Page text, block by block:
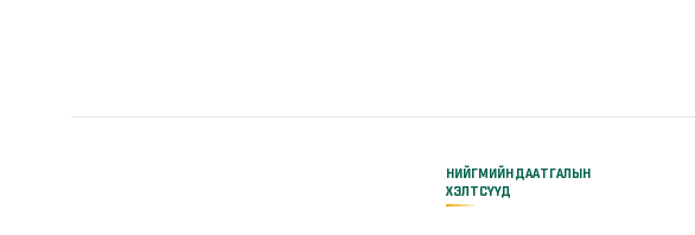
НИЙГМИЙН ДААТГАЛЫН
ХЭЛТСҮҮД